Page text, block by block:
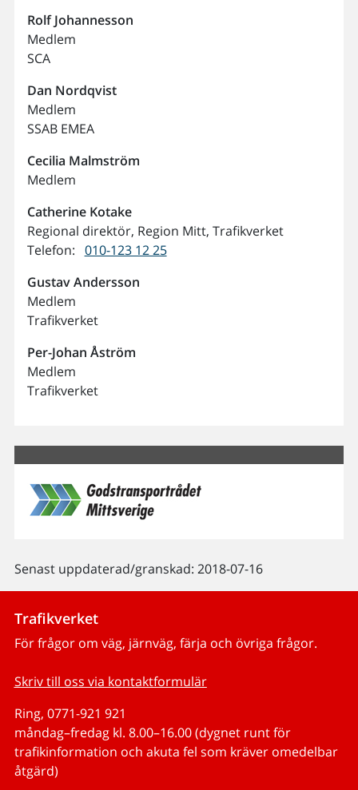
Rolf Johannesson
Medlem
SCA
Dan Nordqvist
Medlem
SSAB EMEA
Cecilia Malmström
Medlem
Catherine Kotake
Regional direktör, Region Mitt, Trafikverket
Telefon: 010-123 12 25
Gustav Andersson
Medlem
Trafikverket
Per-Johan Åström
Medlem
Trafikverket
Senast uppdaterad/granskad: 2018-07-16
Trafikverket
För frågor om väg, järnväg, färja och övriga frågor.
Skriv till oss via kontaktformulär
Ring, 0771-921 921
måndag–fredag kl. 8.00–16.00 (dygnet runt för
trafikinformation och akuta fel som kräver omedelbar
åtgärd)